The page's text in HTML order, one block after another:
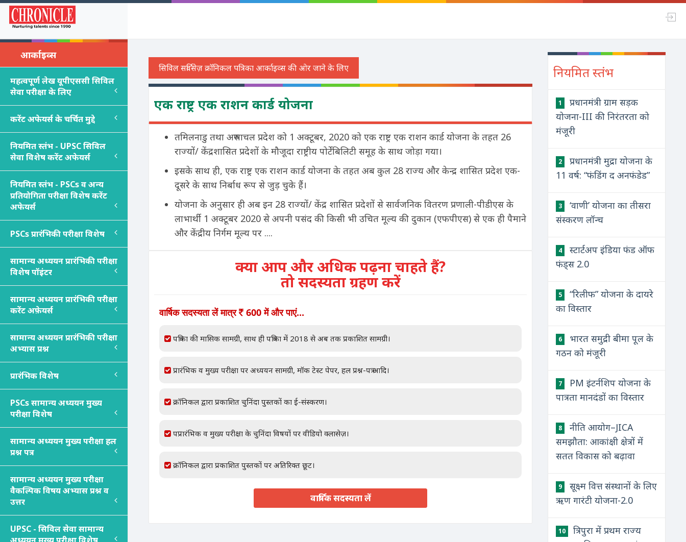
आर्काइव्स
महत्वपूर्ण लेख यूपीएससी सिविल
सेवा परीक्षा के लिए
करेंट अफेयर्स के चर्चित मुद्दे
नियमित स्तंभ - UPSC सिविल
सेवा विशेष करेंट अफेयर्स
नियमित स्तंभ - PSCsव अन्य
प्रतियोगिता परीक्षा विशेष करेंट
अफेयर्स
PSCsप्रारंभिकी परीक्षा विशेष
सामान्य अध्ययन प्रारंभिकी परीक्षा
विशेष पॉइंटर
सामान्य अध्ययन प्रारंभिकी परीक्षा
करेंट अफ़ेयर्स
सामान्य अध्ययन प्रारंभिकी परीक्षा
अभ्यास प्रश्न
प्रारंभिक विशेष
PSCsसामान्य अध्ययन मुख्य
परीक्षा विशेष
सामान्य अध्ययन मुख्य परीक्षा हल
प्रश्न पत्र
सामान्य अध्ययन मुख्य परीक्षा
वैकल्पिक विषय अभ्यास प्रश्न व
उत्तर
UPSC - सिविल सेवा सामान्य
एक राष्ट्र एक राशन कार्ड योजना
तमिलनाडु तथा अरुणाचल प्रदेश को 1 अक्टूबर, 2020 को एक राष्ट्र एक राशन कार्ड योजना के तहत 26
राज्यों/ केंद्रशासित प्रदेशों के मौजूदा राष्ट्रीय पोर्टेबिलिटी समूह के साथ जोड़ा गया।
इसके साथ ही, एक राष्ट्र एक राशन कार्ड योजना के तहत अब कुल 28 राज्य और केन्द्र शासित प्रदेश एक-
दूसरे के साथ निर्बाध रूप से जुड़ चुके हैं।
योजना के अनुसार ही अब इन 28 राज्यों/ केंद्र शासित प्रदेशों से सार्वजनिक वितरण प्रणाली-पीडीएस के
लाभार्थी 1 अक्टूबर 2020 से अपनी पसंद की किसी भी उचित मूल्य की दुकान (एफपीएस) से एक ही पैमाने
और केंद्रीय निर्गम मूल्य पर ....
क्या आप और अधिक पढ़ना चाहते हैं?
तो सदस्यता ग्रहण करें
वार्षिक सदस्यता लें मात्र 600 में और पाएं...
पत्रिका की मासिक सामग्री, साथ ही पत्रिका में 2018 से अब तक प्रकाशित सामग्री।
प्रारंभिक व मुख्य परीक्षा पर अध्ययन सामग्री, मॉक टेस्ट पेपर, हल प्रश्न-पत्र आदि।
क्रॉनिकल द्वारा प्रकाशित चुनिंदा पुस्तकों का ई-संस्करण।
पप्रारंभिक व मुख्य परीक्षा के चुनिंदा विषयों पर वीडियो क्लासेज़।
क्रॉनिकल द्वारा प्रकाशित पुस्तकों पर अतिरिक्त छूट।
वार्षिक सदस्यता लें
नियमित स्तंभ
1
प्रधानमंत्री ग्राम सड़क
योजना-III की निरंतरता को
मंजूरी
2
प्रधानमंत्री मुद्रा योजना के
11 वर्ष: “फंडिंग द अनफंडेड”
3
‘वाणी’ योजना का तीसरा
संस्करण लॉन्च
4
स्टार्टअप इंडिया फंड ऑफ
फंड्स 2.0
5
“रिलीफ” योजना के दायरे
का विस्तार
6
भारत समुद्री बीमा पूल के
गठन को मंजूरी
7
PM इंटर्नशिप योजना के
पात्रता मानदंडों का विस्तार
8
नीति आयोग–JICA
समझौता: आकांक्षी क्षेत्रों में
सतत विकास को बढ़ावा
9
सूक्ष्म वित्त संस्थानों के लिए
ऋण गारंटी योजना-2.0
10
त्रिपुरा में प्रथम राज्य